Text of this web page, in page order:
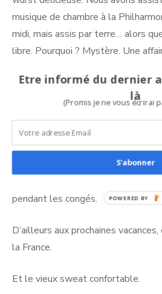
musique de chambre à la
midi, mais assis par terre… alors
libre. Pourquoi ? Mystère. Une
Nous avons arpenté les quartiers
entendu beaucoup d’Américains.
ma grande fille a soupiré : «
d’entendre parler anglais et
pendant les congés.
D’ailleurs aux prochaines
la France.
Et le vieux sweat confortable.
Etre informé du dernier
là
(Promis je ne vous écrirai
S'abonner
POWERED